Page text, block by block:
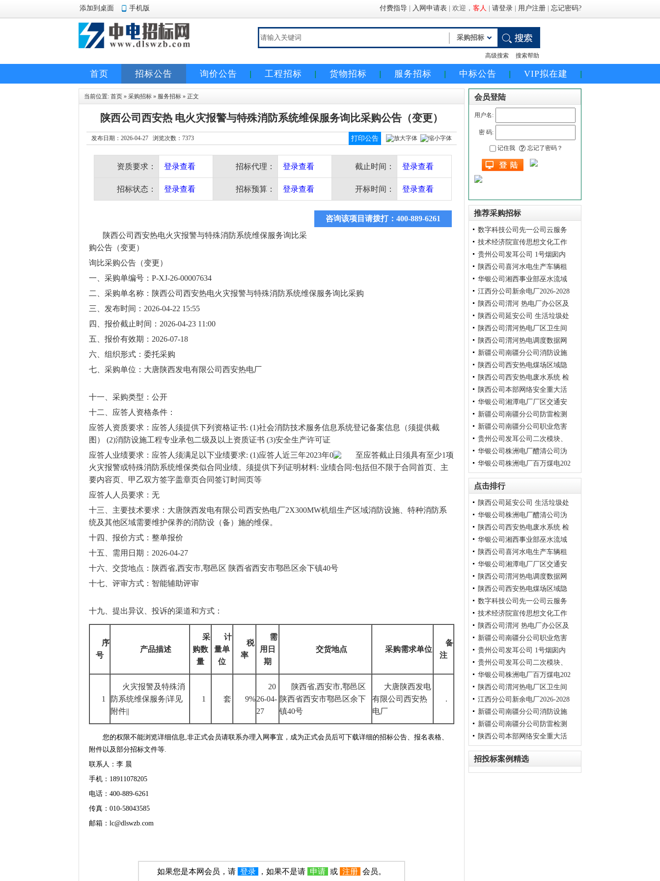
欢迎， 客人 请登录 用户注册 忘记密码?
付费指导 入网申请表
添加到桌面 手机版
搜索帮助
高级搜索
首页 招标公告 询价公告 工程招标 货物招标 服务招标 中标公告 VIP拟在建
当前位置: 首页 » 采购招标 » 服务招标 » 正文
陕西公司西安热 电火灾报警与特殊消防系统维保服务询比采购公告（变更）
打印公告
发布日期：2026-04-27 浏览次数： 7373
资质要求： 登录查看 招标代理： 登录查看 截止时间： 登录查看
招标状态： 登录查看 招标预算： 登录查看 开标时间： 登录查看
咨询该项目请拨打：400-889-6261
陕西公司西安热电火灾报警与特殊消防系统维保服务询比采
购公告（变更）
询比采购公告（变更）
一、采购单编号： P-XJ-26-00007634
二、采购单名称：陕西公司西安热电火灾报警与特殊消防系统维保服务询比采购
三、发布时间： 2026-04-22 15:55
四、报价截止时间： 2026-04-23 11:00
五、报价有效期： 2026-07-18
六、组织形式：委托采购
七、采购单位：大唐陕西发电有限公司西安热电厂
十一、采购类型：公开
十二、应答人资格条件：
应答人资质要求：应答人须提供下列资格证书: (1)社会消防技术服务信息系统登记备案信息（须提供截
图）
(2)消防设施工程专业承包二级及以上资质证书 (3)安全生产许可证
应答人业绩要求：应答人须满足以下业绩要求: (1)应答人近三年2023年0 至应答截止日须具有至少1项
火灾报警或特殊消防系统维保类似合同业绩。须提供下列证明材料: 业绩合同 :包括但不限于合同首页、主
要内容页、甲乙双方签字盖章页合同签订时间页等
应答人人员要求：无
十三、主要技术要求：大唐陕西发电有限公司西安热电厂2X300MW机组生产区域消防设施、特种消防系
统及其他区域需要维护保养的消防设（备）施的维保。
十四、报价方式：整单报价
十五、需用日期： 2026-04-27
十六、交货地点：陕西省,西安市,鄠邑区 陕西省西安市鄠邑区余下镇40号
十七、评审方式：智能辅助评审
十九、提出异议、投诉的渠道和方式：
序
号
产品描述
采
购数
量
计
量单
位
税
率
需
用日
期
交货地点 采购需求单位
备
注
1
火灾报警及特殊消
防系统维保服务|详见
附件||
1 套 9%
20
26-04-
27
陕西省,西安市,鄠邑区
陕西省西安市鄠邑区余下
镇40号
大唐陕西发电
有限公司西安热
电厂
.
您的权限不能浏览详细信息,非正式会员请联系办理入网事宜，成为正式会员后可下载详细的招标公告、报名表格、
附件以及部分招标文件等.
联系人：李 晨
手机：18911078205
电话：400-889-6261
传真：010-58043585
邮箱：lc@dlswzb.com
如果您是本网会员，请 登录 ，如果不是请 申请 或 注册 会员。
会员登陆
用户名:
密 码:
记住我 忘记了密码？
推荐采购招标
数字科技公司先一公司云服务
器及 短信服务租赁项目询比采
购公告（变更）
技术经济院宣传思想文化工作
综合服 务询比采购公告（变
更）
贵州公司发耳公司 1号烟囱内
壁防 腐工程监理询比采购公告
陕西公司喜河水电生产车辆租
赁 及服务询比采购公告（变
更）
华银公司湘西事业部巫水流域
运维中心水电站地质灾害 风险
评估技术服务询比采购公
江西分公司新余电厂2026-2028
年度企业补充 医疗保险询比采
购公告（变更）
陕西公司渭河 热电厂办公区及
非生产区设施维修询比采购公
告（变更）
陕西公司延安公司 生活垃圾处
置服务询比采购公告（变更）
陕西公司渭河热电厂区卫生间
修缮询比 采购公告（变更）
陕西公司渭河热电调度数据网
业 务调试服务询比采购公告
（变更）
新疆公司南疆分公司消防设施
维护保养服务询比采购公告
（变更）
陕西公司西安热电煤场区域隐
患 整改项目询比采购公告（变
更）
陕西公司西安热电废水系统 检
测校验服务项目询比采购公告
（变更）
陕西公司本部网络安全重大活
动保障服务项目询比 采购公告
（变更）
华银公司湘潭电厂厂区交通安
全 综合整治项目询比采购公告
（ 变更）
新疆公司南疆分公司防雷检测
技 术服务询比采购公告（变
更）
新疆公司南疆分公司职业危害
因素检 测技术服务询比采购公
告（变更）
贵州公司发耳公司二次模块、
变频器 等修理询比采购公告
华银公司株洲电厂醴清公司沩
山风电场 项目10机位点用地变
华银公司株洲电厂百万煤电202
购公告（ 变更）
点击排行
陕西公司延安公司 生活垃圾处
置服务询比采购公告（变更）
华银公司株洲电厂醴清公司沩
山风电场 项目10机位点用地变
更咨询服务项目询比采购
陕西公司西安热电废水系统 检
测校验服务项目询比采购公告
（变更）
华银公司湘西事业部巫水流域
运维中心水电站地质灾害 风险
评估技术服务询比采购公
陕西公司喜河水电生产车辆租
赁 及服务询比采购公告（变
更）
华银公司湘潭电厂厂区交通安
全 综合整治项目询比采购公告
（ 变更）
陕西公司渭河热电调度数据网
业 务调试服务询比采购公告
（变更）
陕西公司西安热电煤场区域隐
患 整改项目询比采购公告（变
更）
数字科技公司先一公司云服务
器及 短信服务租赁项目询比采
购公告（变更）
技术经济院宣传思想文化工作
综合服 务询比采购公告（变
更）
陕西公司渭河 热电厂办公区及
非生产区设施维修询比采购公
告（变更）
新疆公司南疆分公司职业危害
因素检 测技术服务询比采购公
告（变更）
贵州公司发耳公司 1号烟囱内
壁防 腐工程监理询比采购公告
贵州公司发耳公司二次模块、
变频器 等修理询比采购公告
华银公司株洲电厂百万煤电202
6 年广告宣传制作服务询比采
购公告（ 变更）
陕西公司渭河热电厂区卫生间
修缮询比 采购公告（变更）
江西分公司新余电厂2026-2028
年度企业补充 医疗保险询比采
购公告（变更）
新疆公司南疆分公司消防设施
维护保养服务询比采购公告
（变更）
新疆公司南疆分公司防雷检测
技 术服务询比采购公告（变
陕西公司本部网络安全重大活
（变更）
招投标案例精选